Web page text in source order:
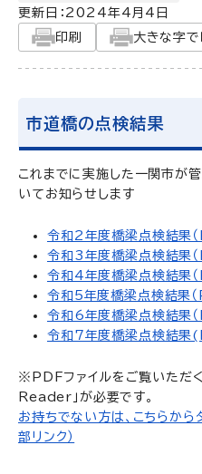
更新日： 2024年4月4日
印刷
大きな字で
市道橋の点検結果
これまでに実施した一関市が
いてお知らせします
令和2年度橋梁点検結果（
令和3年度橋梁点検結果（
令和4年度橋梁点検結果（
令和5年度橋梁点検結果（
令和6年度橋梁点検結果（
令和7年度橋梁点検結果
※PDFファイルをご覧いただ
Reader」が必要です。
お持ちでない方は、こちらから
部リンク）